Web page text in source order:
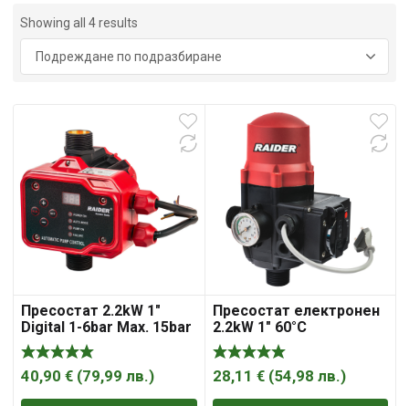
Showing all 4 results
Пресостат 2.2kW 1″
Digital 1-6bar Max. 15bar
RD-EPC04
40,90 € (79,99 лв.)
Пресостат електронен
2.2kW 1″ 60°C
регулируем RD-EPC03
28,11 € (54,98 лв.)